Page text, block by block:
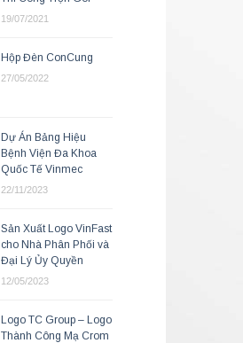
19/07/2021
Hộp Đèn ConCung
27/05/2022
Dự Án Bảng Hiệu
Bệnh Viện Đa Khoa
Quốc Tế Vinmec
22/11/2023
Sản Xuất Logo VinFast
cho Nhà Phân Phối và
Đại Lý Ủy Quyền
12/05/2023
Logo TC Group – Logo
Thành Công Mạ Crom